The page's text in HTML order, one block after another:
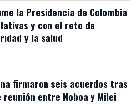
la Presidencia de Colombia
y con el reto de
y la salud
firmaron seis acuerdos tras
entre Noboa y Milei